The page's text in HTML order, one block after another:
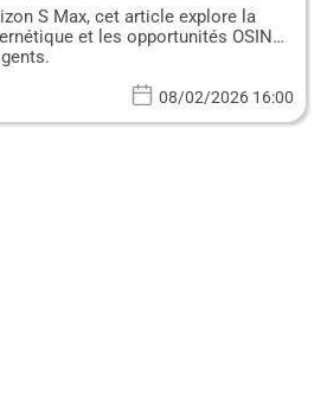
S Max, cet article explore la
et les opportunités OSINT
08/02/2026 16:00